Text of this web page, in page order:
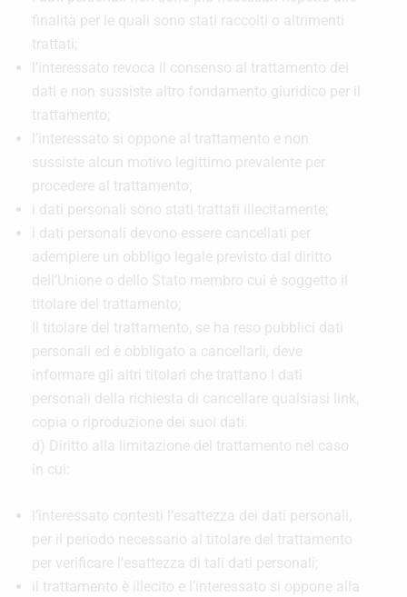
finalità per le quali sono stati raccolti o altrimenti
trattati;
l’interessato revoca il consenso al trattamento dei
dati e non sussiste altro fondamento giuridico per il
trattamento;
l’interessato si oppone al trattamento e non
sussiste alcun motivo legittimo prevalente per
procedere al trattamento;
i dati personali sono stati trattati illecitamente;
i dati personali devono essere cancellati per
adempiere un obbligo legale previsto dal diritto
dell’Unione o dello Stato membro cui è soggetto il
titolare del trattamento;
Il titolare del trattamento, se ha reso pubblici dati
personali ed è obbligato a cancellarli, deve
informare gli altri titolari che trattano i dati
personali della richiesta di cancellare qualsiasi link,
copia o riproduzione dei suoi dati.
d) Diritto alla limitazione del trattamento nel caso
in cui:
l’interessato contesti l’esattezza dei dati personali,
per il periodo necessario al titolare del trattamento
per verificare l’esattezza di tali dati personali;
il trattamento è illecito e l’interessato si oppone alla